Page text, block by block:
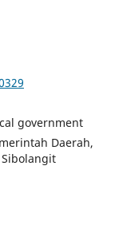
government
Daerah,